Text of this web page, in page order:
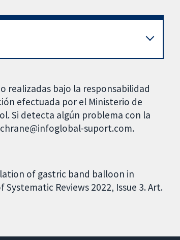
realizadas bajo la responsabilidad
efectuada por el Ministerio de
Si detecta algún problema con la
suport.com.
of gastric band balloon in
Reviews 2022, Issue 3. Art.